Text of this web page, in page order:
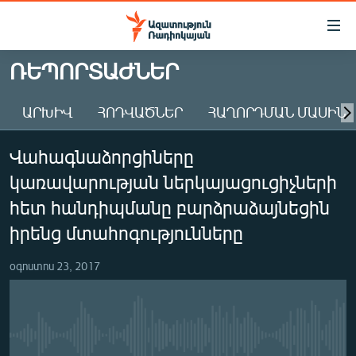
Մատչելիության
Անցնել
հիմնական
Անցնել
հիմնական
մենյուին
Որոնում
ԱԶԱՏՈՒԹՅՈՒՆ TV
ՀԱՅԱՍՏԱՆ
ԸՆՏՐՈՒԹՅՈՒՆՆԵՐ 2026
ԻՐԱՎՈՒՆՔ
ՀԱՍԱՐԱԿՈՒԹՅՈՒՆ
ՂԱՐԱԲԱՂ
ՌԵՊՈՐՏԱԺՆԵՐ
ԱՐԽԻՎ ՀՈԴՎԱԾՆԵՐ ՀԱՂՈՐԴՄԱՆ ՄԱՍԻՆ
Վահագնաձորցիները
կառավարության ներկայացուցիչների
հետ հանդիպմանը բարձրաձայնեցին
իրենց մտահոգությունները
օգոստոս 23, 2017